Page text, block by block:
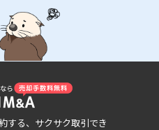
する、サクサク取引でき